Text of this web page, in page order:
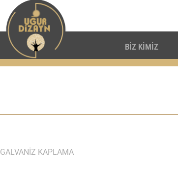
BİZ KİMİZ
GALVANİZ KAPLAMA